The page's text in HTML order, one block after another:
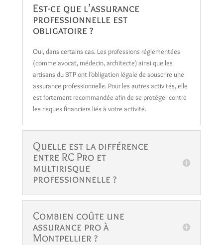
Est-ce que l’assurance
professionnelle est
obligatoire ?
Oui, dans certains cas. Les professions réglementées
(comme avocat, médecin, architecte) ainsi que les
artisans du BTP ont l’obligation légale de souscrire une
assurance professionnelle. Pour les autres activités, elle
est fortement recommandée afin de se protéger contre
les risques financiers liés à votre activité.
Quelle est la différence
entre RC Pro et
multirisque
professionnelle ?
Combien coûte une
assurance pro à
Montpellier ?